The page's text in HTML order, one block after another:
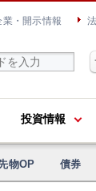
業・開示情報
投資情報
物OP 債券